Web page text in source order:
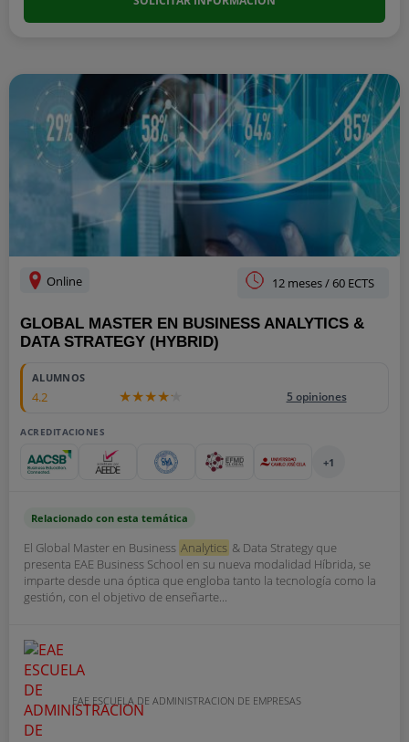
Online 12 meses / 60 ECTS
GLOBAL MASTER EN BUSINESS ANALYTICS &
DATA STRATEGY (HYBRID)
ALUMNOS
4.2 5 opiniones
ACREDITACIONES
+1
Relacionado con esta temática
El Global Master en Business Analytics & Data Strategy que
presenta EAE Business School en su nueva modalidad Híbrida, se
imparte desde una óptica que engloba tanto la tecnología como la
gestión, con el objetivo de enseñarte...
EAE ESCUELA DE ADMINISTRACION DE EMPRESAS